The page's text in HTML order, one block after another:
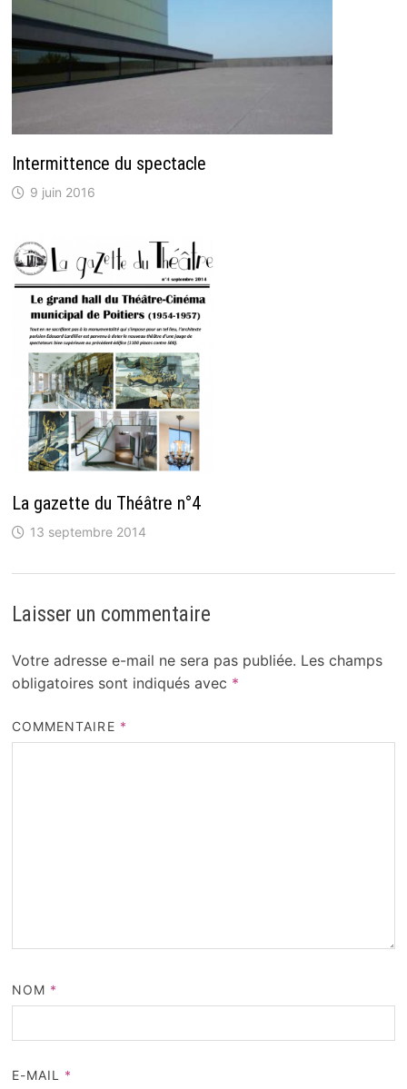
Intermittence du spectacle
9 juin 2016
La gazette du Théâtre n°4
13 septembre 2014
Laisser un commentaire
Votre adresse e-mail ne sera pas publiée. Les champs
obligatoires sont indiqués avec *
COMMENTAIRE *
NOM *
E-MAIL *